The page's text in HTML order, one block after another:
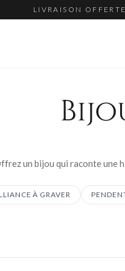
LIVRAISON
À GRAVER